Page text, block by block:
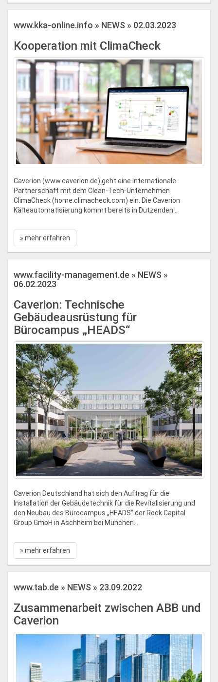
www.kka-online.info » NEWS » 02.03.2023
Kooperation mit ClimaCheck
Caverion (www.caverion.de) geht eine internationale
Partnerschaft mit dem Clean-Tech-Unternehmen
ClimaCheck (home.climacheck.com) ein. Die Caverion
Kälteautomatisierung kommt bereits in Dutzenden...
» mehr erfahren
www.facility-management.de » NEWS »
06.02.2023
Caverion: Technische
Gebäudeausrüstung für
Bürocampus „HEADS“
Caverion Deutschland hat sich den Auftrag für die
Installation der Gebäudetechnik für die Revitalisierung und
den Neubau des Bürocampus „HEADS“ der Rock Capital
Group GmbH in Aschheim bei München...
» mehr erfahren
www.tab.de » NEWS » 23.09.2022
Zusammenarbeit zwischen ABB und
Caverion